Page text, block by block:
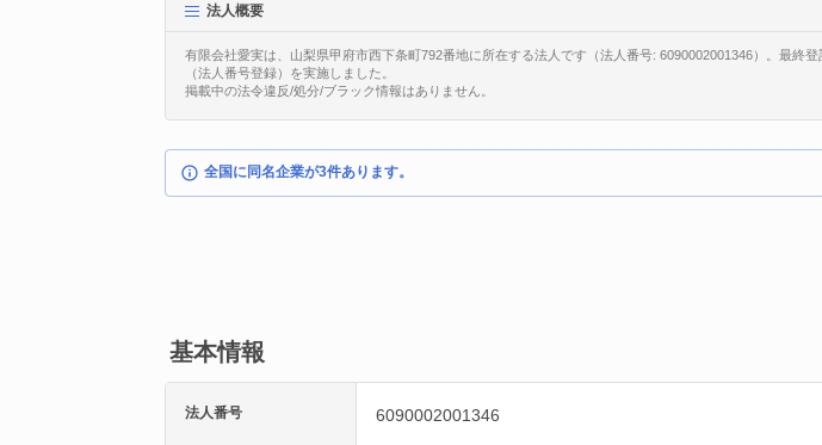
法人概要
有限会社愛実は、山梨県甲府市西下条町792番地に所在する法人です（法人番号: 6090002001346）。最終
（法人番号登録）を実施しました。
掲載中の法令違反/処分/ブラック情報はありません。
全国に同名企業が3件あります。
基本情報
法人番号 6090002001346